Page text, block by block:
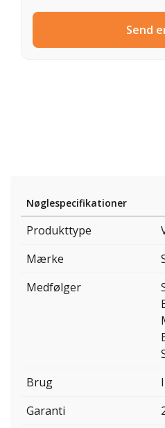
Send
Nøglespecifikationer
Produkttype
Mærke
Medfølger
Brug
Garanti